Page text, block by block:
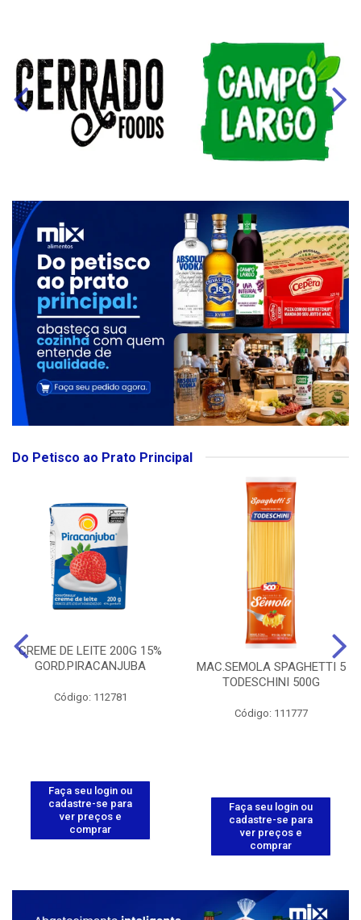
Do Petisco ao Prato Principal
CREME DE LEITE 200G 15%
GORD.PIRACANJUBA
Código: 112781
Faça seu login ou
cadastre-se para
ver preços e
comprar
MAC.SEMOLA SPAGHETTI 5
TODESCHINI 500G
Código: 111777
Faça seu login ou
cadastre-se para
ver preços e
comprar